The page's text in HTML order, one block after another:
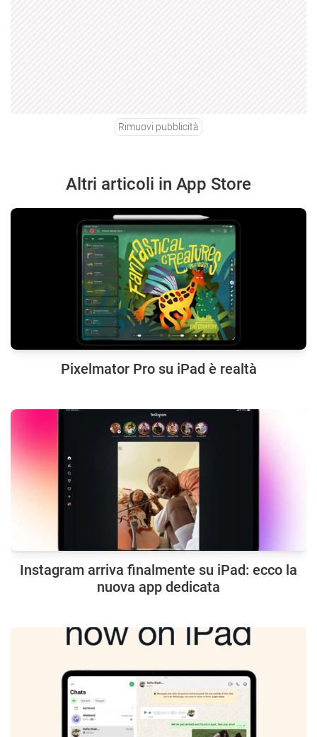
Rimuovi pubblicità
Altri articoli in App Store
Pixelmator Pro su iPad è realtà
Instagram arriva finalmente su iPad: ecco la
nuova app dedicata